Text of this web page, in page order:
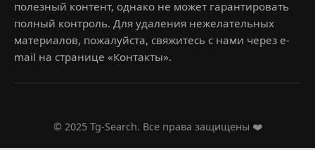
полезный контент, однако не может гарантировать
полный контроль. Для удаления нежелательных
материалов, пожалуйста, свяжитесь с нами через e-
mail на странице «Контакты».
© 2025 Tg-Search. Все права защищены ❤️